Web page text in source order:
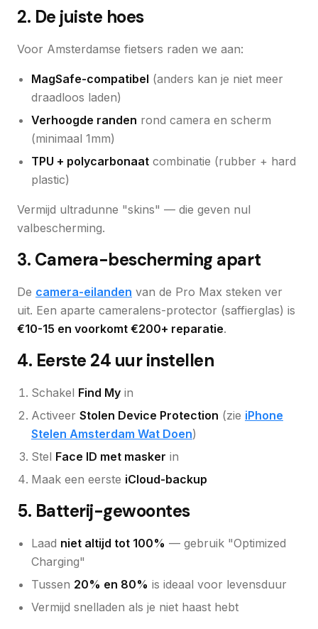
2. De juiste hoes
Voor Amsterdamse fietsers raden we aan:
MagSafe-compatibel (anders kan je niet meer
draadloos laden)
Verhoogde randen rond camera en scherm
(minimaal 1mm)
TPU + polycarbonaat combinatie (rubber + hard
plastic)
Vermijd ultradunne "skins" — die geven nul
valbescherming.
3. Camera-bescherming apart
De camera-eilanden van de Pro Max steken ver
uit. Een aparte cameralens-protector (saffierglas) is
€10-15 en voorkomt €200+ reparatie.
4. Eerste 24 uur instellen
Schakel Find My in
Activeer Stolen Device Protection (zie iPhone
Stelen Amsterdam Wat Doen)
Stel Face ID met masker in
Maak een eerste iCloud-backup
5. Batterij-gewoontes
Laad niet altijd tot 100% — gebruik "Optimized
Charging"
Tussen 20% en 80% is ideaal voor levensduur
Vermijd snelladen als je niet haast hebt